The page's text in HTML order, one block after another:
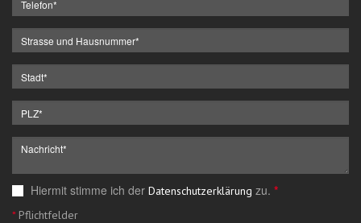
Hiermit stimme ich der Datenschutzerklärung zu. *
*Pflichtfelder